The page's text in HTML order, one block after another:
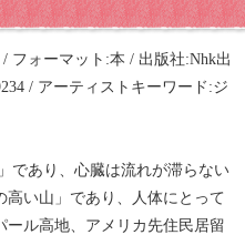
フォーマット:本 / 出版社:Nhk出
/ アーティストキーワード:ジ
であり、心臓は流れが滞らない
高い山」であり、人体にとって
ル高地、アメリカ先住民居留